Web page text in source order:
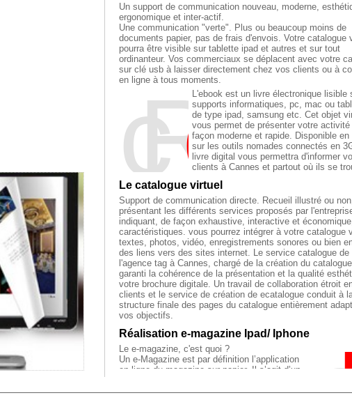
Un support de communication nouveau, moderne,
ergonomique et inter-actif.
Une communication "verte". Plus ou beaucoup moins de
documents papier, pas de frais d'envois. Votre catalogue
pourra être visible sur tablette ipad et autres et sur tout
ordinanteur. Vos commerciaux se déplacent avec votre
sur clé usb à laisser directement chez vos clients ou à
en ligne à tous moments.
cRétion e
L'ebook est un livre électronique lisible
supports informatiques, pc, mac ou
de type ipad, samsung etc. Cet objet
vous permet de présenter votre activité
façon moderne et rapide. Disponible en
sur les outils nomades connectés en
livre digital vous permettra d'informer
clients à Cannes et partout où ils se
Le catalogue virtuel
Support de communication directe. Recueil illustré ou non,
présentant les différents services proposés par
indiquant, de façon exhaustive, interactive et
caractéristiques. vous pourrez intégrer à votre catalogue
textes, photos, vidéo, enregistrements sonores ou bien
des liens vers des sites internet. Le service catalogue de
l'agence tag à Cannes, chargé de la création du catalogue,
garanti la cohérence de la présentation et la qualité
votre brochure digitale. Un travail de collaboration étroit
clients et le service de création de ecatalogue conduit à
structure finale des pages du catalogue entièrement
vos objectifs.
Réalisation e-magazine Ipad/ Iphone
Le e-magazine, c'est quoi ?
Un e-Magazine est par définition l’application
en ligne du magazine sur papier. Il s’agit d’un
thématique définie.